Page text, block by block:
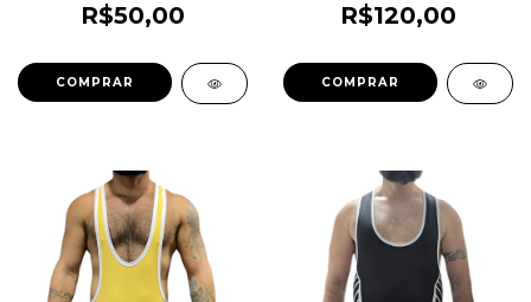
R$50,00
COMPRAR
R$120,00
COMPRAR